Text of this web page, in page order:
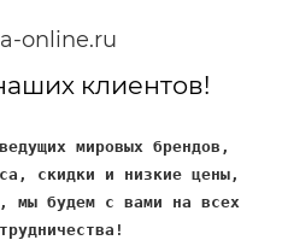
online.ru
клиентов!
мировых брендов,
скидки и низкие цены,
мы будем с вами на всех